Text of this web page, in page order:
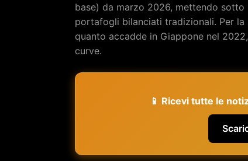
base) da marzo 2026, mettendo
portafogli bilanciati tradizionali. Per
quanto accadde in Giappone nel
curve.
📱 Ricevi tutte le